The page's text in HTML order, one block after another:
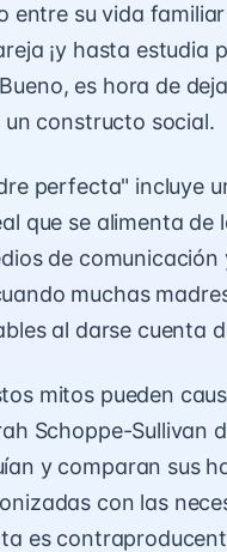
entre su vida
¡y hasta estudia
es hora de
un constructo social.
perfecta" incluye
que se alimenta de
de
muchas
al darse cuenta
mitos pueden
Schoppe-Sullivan
y comparan sus
con las
es